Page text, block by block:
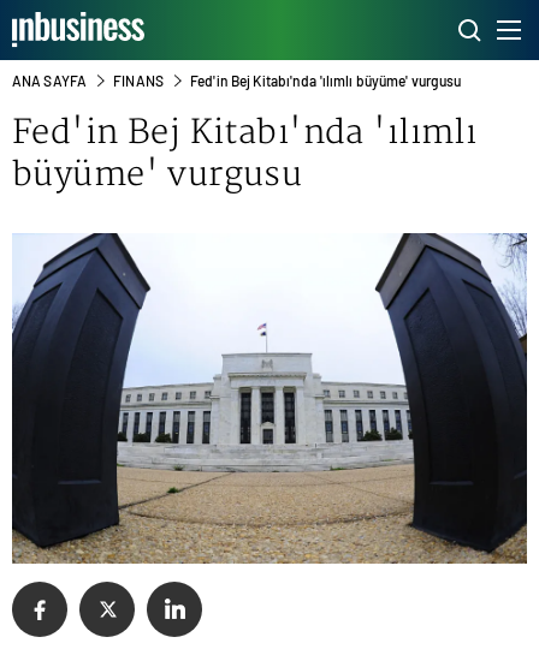
ANA SAYFA FINANS Fed'in Bej Kitabı'nda 'ılımlı büyüme' vurgusu
Fed'in Bej Kitabı'nda 'ılımlı
büyüme' vurgusu